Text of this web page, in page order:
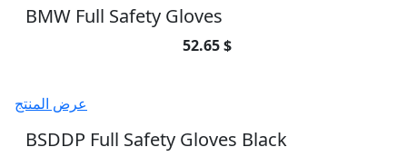
BMW Full Safety Gloves
52.65 $
عرض المنتج
BSDDP Full Safety Gloves Black